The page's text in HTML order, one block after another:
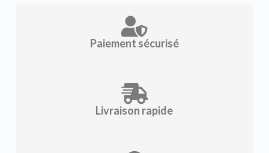
Paiement sécurisé
Livraison rapide